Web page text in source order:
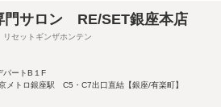
門サロン RE/SET銀座本店
セットギンザホンテン
ートB１F
メトロ銀座駅 C5・C7出口直結【銀座/有楽町】